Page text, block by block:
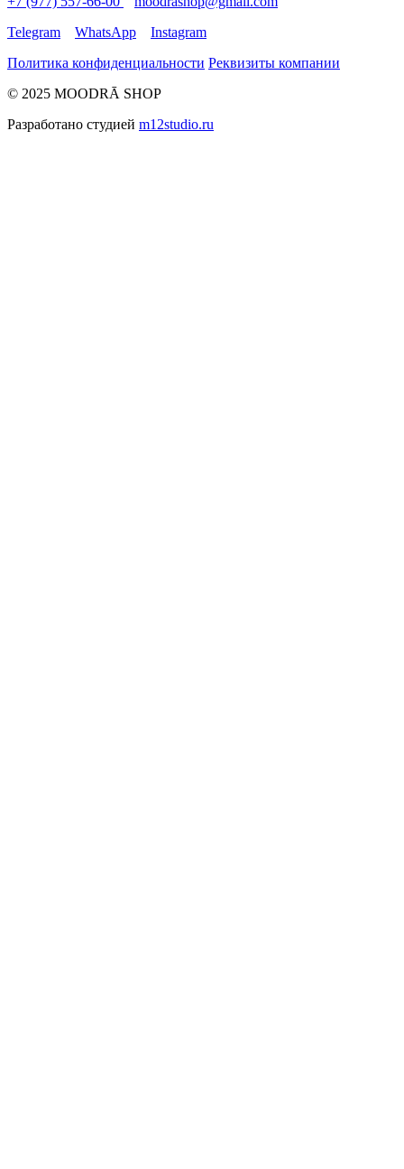
Telegram
WhatsApp
Instagram
Политика конфиденциальности Реквизиты компании
© 2025 MOODRĀ SHOP
Разработано студией m12studio.ru